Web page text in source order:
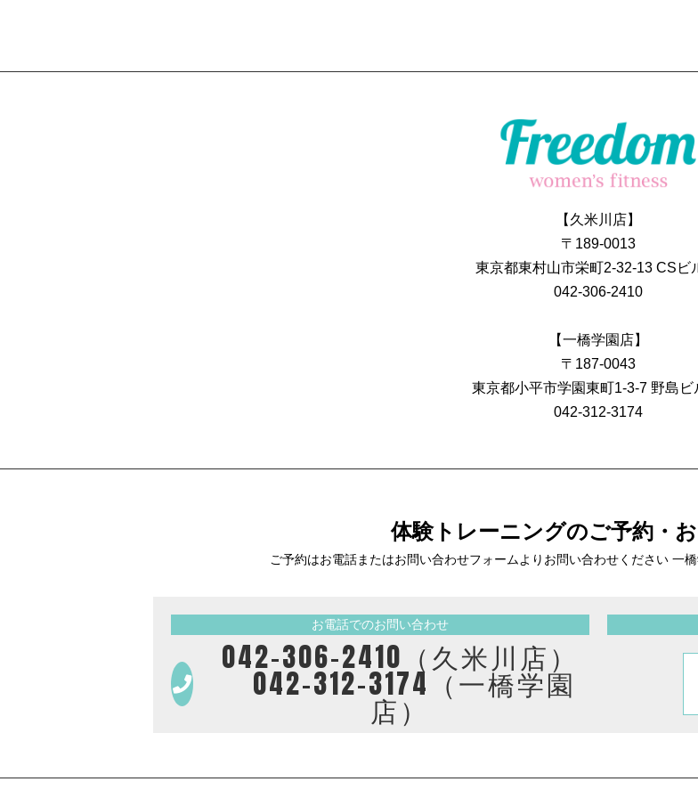
【久米川店】
〒189-0013
東京都東村山市栄町2-32-13 CSビ
042-306-2410
【一橋学園店】
〒187-0043
東京都小平市学園東町1-3-7 野島ビ
042-312-3174
体験トレーニングのご予約・
ご予約はお電話またはお問い合わせフォームより お問い合わせください 一
お電話でのお問い合わせ
042-306-2410（久米川店）
042-312-3174（一橋学園
店）